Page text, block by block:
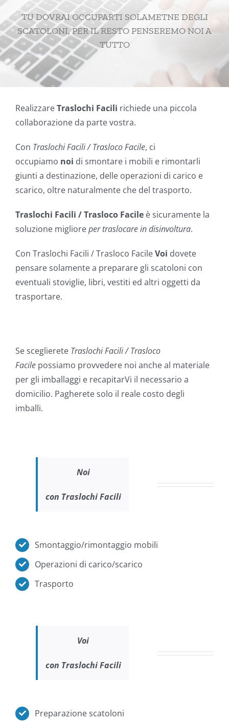
TU DOVRAI OCCUPARTI SOLAMETNE DEGLI
SCATOLONI, PER IL RESTO PENSEREMO NOI A
TUTTO
RealizzareTraslochi Facili richiede una piccola
collaborazione da parte vostra.
Con Traslochi Facili / Trasloco Facile, ci
occupiamo noi di smontare i mobili e rimontarli
giunti a destinazione, delle operazioni di carico e
scarico, oltre naturalmente che del trasporto.
Traslochi Facili / Trasloco Facileè sicuramente la
soluzione miglioreper traslocare in disinvoltura.
Con Traslochi Facili / Trasloco FacileVoi dovete
pensare solamente a preparare gli scatoloni con
eventuali stoviglie, libri, vestiti ed altri oggetti da
trasportare.
Se sceglierete Traslochi Facili / Trasloco
Facilepossiamo provvedere noi anche al materiale
per gli imballaggi e recapitarVi il necessario a
domicilio. Pagherete solo il reale costo degli
imballi.
Noi
con Traslochi Facili
Smontaggio/rimontaggio mobili
Operazioni di carico/scarico
Trasporto
Voi
con Traslochi Facili
Preparazione scatoloni